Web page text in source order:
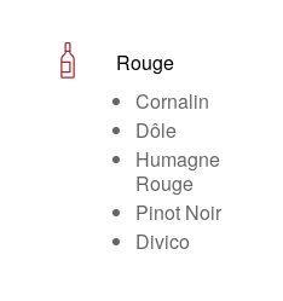
Rouge
Cornalin
Dôle
Humagne
Rouge
Pinot Noir
Divico